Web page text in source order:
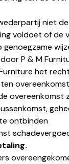
niet
voldoet of de
genoegzame
P & M
het
overeenkomst
ontbinden